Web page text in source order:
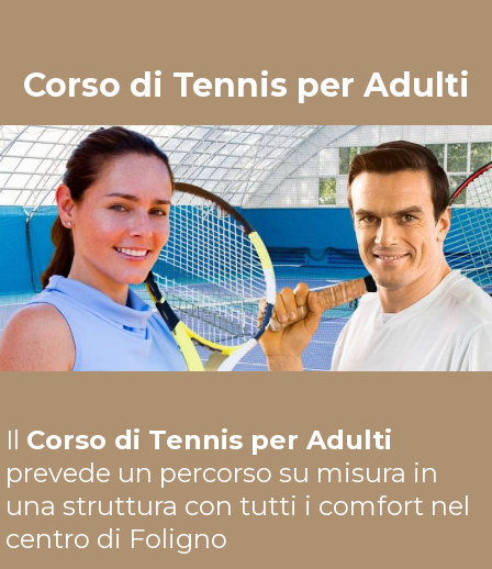
Corso di Tennis per Adulti
Il Corso di Tennis per Adulti
prevede un percorso su misura in
una struttura con tutti i comfort nel
centro di Foligno